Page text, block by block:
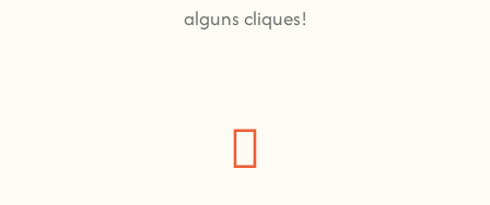
alguns cliques!